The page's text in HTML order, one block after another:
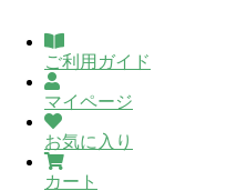
ご利用ガイド
マイページ
お気に入り
カート